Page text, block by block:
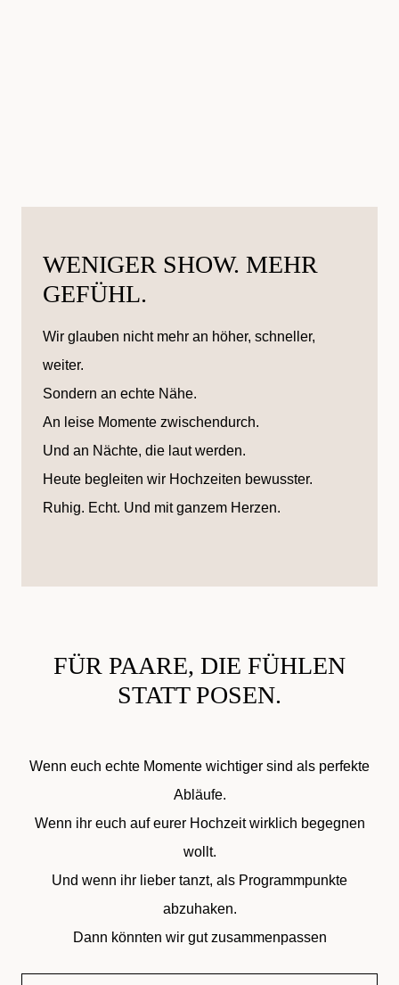
WENIGER SHOW. MEHR
GEFÜHL.
Wir glauben nicht mehr an höher, schneller,
weiter.
Sondern an echte Nähe.
An leise Momente zwischendurch.
Und an Nächte, die laut werden.
Heute begleiten wir Hochzeiten bewusster.
Ruhig. Echt. Und mit ganzem Herzen.
FÜR PAARE, DIE FÜHLEN
STATT POSEN.
Wenn euch echte Momente wichtiger sind als perfekte
Abläufe.
Wenn ihr euch auf eurer Hochzeit wirklich begegnen
wollt.
Und wenn ihr lieber tanzt, als Programmpunkte
abzuhaken.
Dann könnten wir gut zusammenpassen